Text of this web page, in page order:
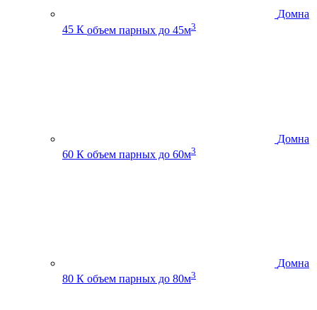
Домна
45 К объем парных до 45м3
Домна
60 К объем парных до 60м3
Домна
80 К объем парных до 80м3